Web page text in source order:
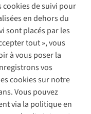
cookies de suivi pour
en dehors du
sont placés par les
tout », vous
à vous poser la
vos
cookies sur notre
Vous pouvez
via la politique en
confidentialité
Policy